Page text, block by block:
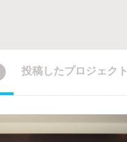
投稿したプロジェクト